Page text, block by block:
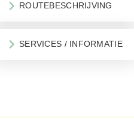
ROUTEBESCHRIJVING
SERVICES / INFORMATIE